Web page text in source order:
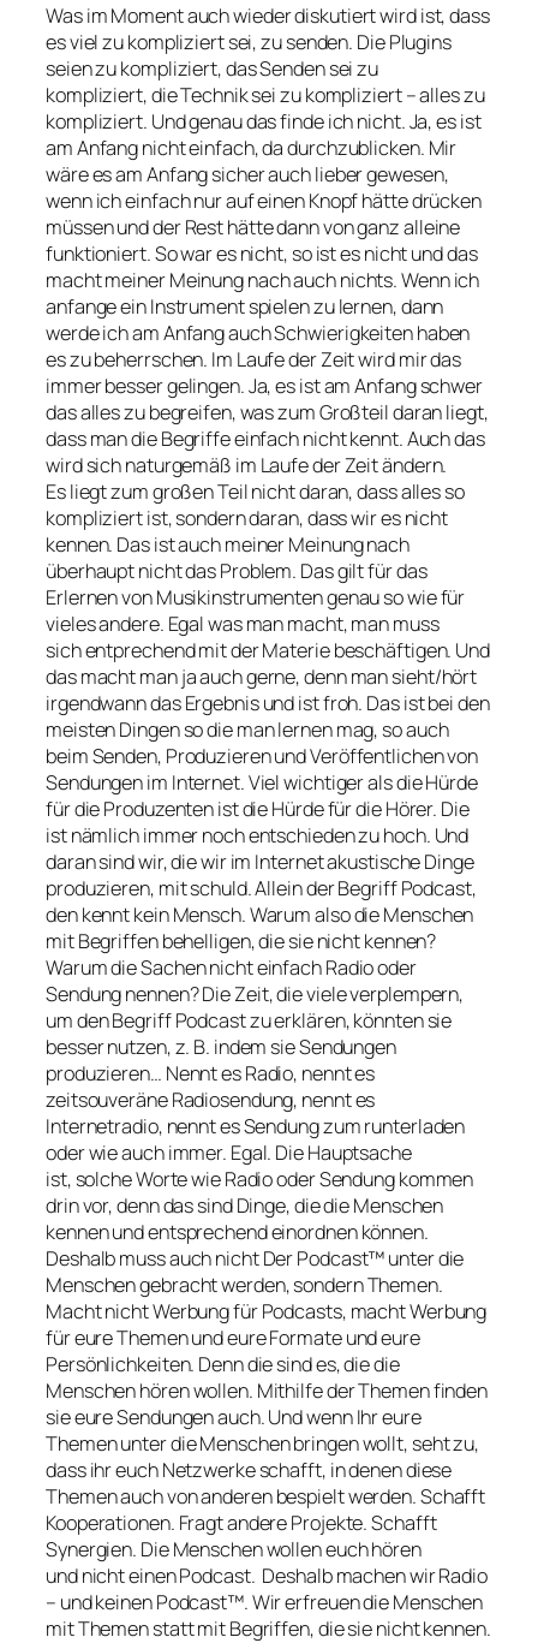
Was im Moment auch wieder diskutiert wird ist, dass
es viel zu kompliziert sei, zu senden. Die Plugins
seien zu kompliziert, das Senden sei zu
kompliziert, die Technik sei zu kompliziert – alles zu
kompliziert. Und genau das finde ich nicht. Ja, es ist
am Anfang nicht einfach, da durchzublicken. Mir
wäre es am Anfang sicher auch lieber gewesen,
wenn ich einfach nur auf einen Knopf hätte drücken
müssen und der Rest hätte dann von ganz alleine
funktioniert. So war es nicht, so ist es nicht und das
macht meiner Meinung nach auch nichts. Wenn ich
anfange ein Instrument spielen zu lernen, dann
werde ich am Anfang auch Schwierigkeiten haben
es zu beherrschen. Im Laufe der Zeit wird mir das
immer besser gelingen. Ja, es ist am Anfang schwer
das alles zu begreifen, was zum Großteil daran liegt,
dass man die Begriffe einfach nicht kennt. Auch das
wird sich naturgemäß im Laufe der Zeit ändern.
Es liegt zum großen Teil nicht daran, dass alles so
kompliziert ist, sondern daran, dass wir es nicht
kennen. Das ist auch meiner Meinung nach
überhaupt nicht das Problem. Das gilt für das
Erlernen von Musikinstrumenten genau so wie für
vieles andere. Egal was man macht, man muss
sich entprechend mit der Materie beschäftigen. Und
das macht man ja auch gerne, denn man sieht/hört
irgendwann das Ergebnis und ist froh. Das ist bei den
meisten Dingen so die man lernen mag, so auch
beim Senden, Produzieren und Veröffentlichen von
Sendungen im Internet. Viel wichtiger als die Hürde
für die Produzenten ist die Hürde für die Hörer. Die
ist nämlich immer noch entschieden zu hoch. Und
daran sind wir, die wir im Internet akustische Dinge
produzieren, mit schuld. Allein der Begriff Podcast,
den kennt kein Mensch. Warum also die Menschen
mit Begriffen behelligen, die sie nicht kennen?
Warum die Sachen nicht einfach Radio oder
Sendung nennen? Die Zeit, die viele verplempern,
um den Begriff Podcast zu erklären, könnten sie
besser nutzen, z. B. indem sie Sendungen
produzieren… Nennt es Radio, nennt es
zeitsouveräne Radiosendung, nennt es
Internetradio, nennt es Sendung zum runterladen
oder wie auch immer. Egal. Die Hauptsache
ist, solche Worte wie Radio oder Sendung kommen
drin vor, denn das sind Dinge, die die Menschen
kennen und entsprechend einordnen können.
Deshalb muss auch nicht Der Podcast™ unter die
Menschen gebracht werden, sondern Themen.
Macht nicht Werbung für Podcasts, macht Werbung
für eure Themen und eure Formate und eure
Persönlichkeiten. Denn die sind es, die die
Menschen hören wollen. Mithilfe der Themen finden
sie eure Sendungen auch. Und wenn Ihr eure
Themen unter die Menschen bringen wollt, seht zu,
dass ihr euch Netzwerke schafft, in denen diese
Themen auch von anderen bespielt werden. Schafft
Kooperationen. Fragt andere Projekte. Schafft
Synergien. Die Menschen wollen euch hören
und nicht einen Podcast. Deshalb machen wir Radio
– und keinen Podcast™. Wir erfreuen die Menschen
mit Themen statt mit Begriffen, die sie nicht kennen.